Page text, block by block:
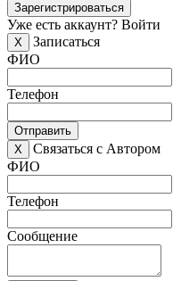
Зарегистрироваться
Уже есть аккаунт? Войти
X
Записаться
ФИО
Телефон
Отправить
X
Связаться с Автором
ФИО
Телефон
Сообщение